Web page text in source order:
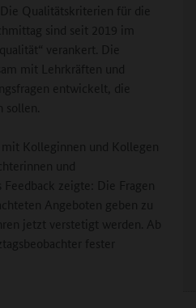
Qualitätskriterien für die
sind seit 2019 im
verankert. Die
mit Lehrkräften und
entwickelt, die
Kolleginnen und Kollegen
und
zeigte: Die Fragen
Angeboten geben zu
jetzt verstetigt werden. Ab
fester